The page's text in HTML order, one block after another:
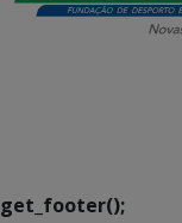
get_footer();